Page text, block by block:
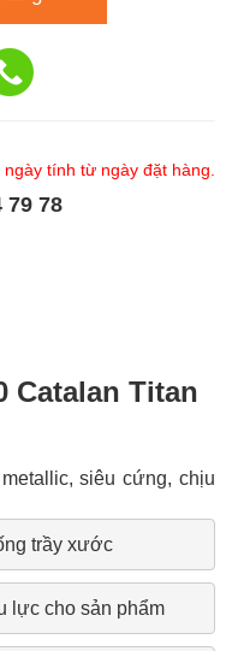
tính từ ngày đặt hàng.
79 78
Catalan Titan
siêu cứng, chịu
trầy xước
lực cho sản phẩm